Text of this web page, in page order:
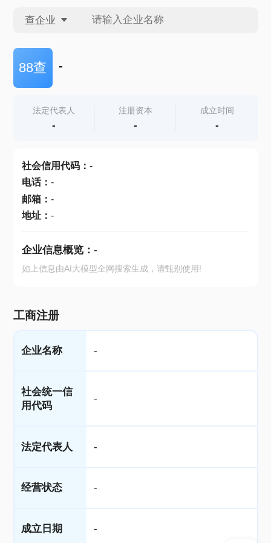
查企业
查企业
查产地
88查 -
法定代表人
-
注册资本
-
成立时间
-
社会信用代码： -
电话： -
邮箱： -
地址： -
企业信息概览： -
如上信息由AI大模型全网搜索生成，请甄别使用!
工商注册
企业名称 -
社会统一信
用代码
-
法定代表人 -
经营状态 -
成立日期 -